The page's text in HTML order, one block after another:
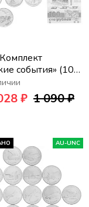
события» (10
₽ 1 090 ₽
AU-UNC